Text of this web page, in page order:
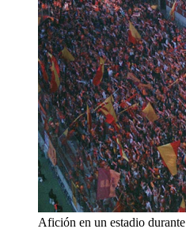
Afición en un estadio